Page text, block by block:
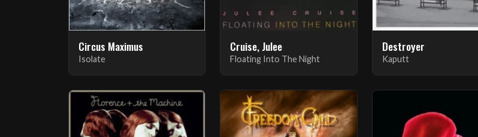
Circus Maximus
Isolate
Cruise, Julee
Floating Into The Night
Destroyer
Kaputt